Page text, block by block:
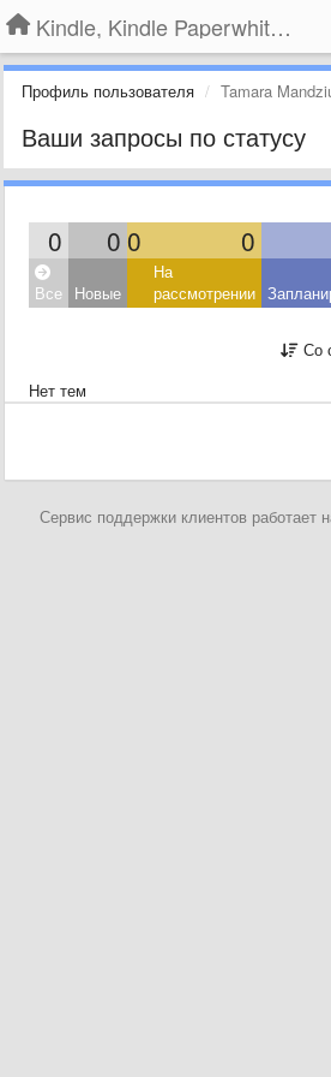
Kindle, Kindle Paperwhite, Kindle Voyage
Профиль пользователя Tamara
Ваши запросы по статусу
0 0 0 0
Все Новые
На
рассмотрении
Со
Нет тем
Сервис поддержки клиентов работает